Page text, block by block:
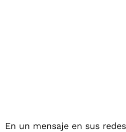
En un mensaje en sus